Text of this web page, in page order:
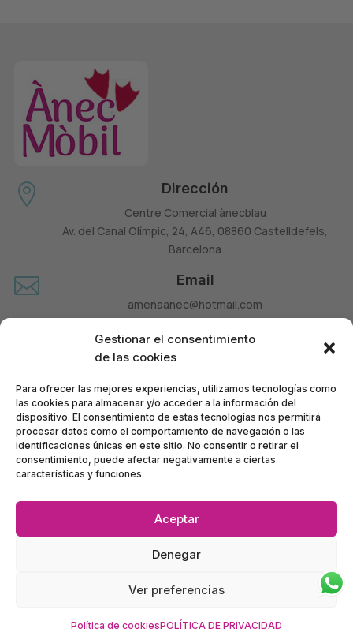
Gestionar el consentimiento
de las cookies
Para ofrecer las mejores experiencias, utilizamos tecnologías como
las cookies para almacenar y/o acceder a la información del
dispositivo. El consentimiento de estas tecnologías nos permitirá
procesar datos como el comportamiento de navegación o las
identificaciones únicas en este sitio. No consentir o retirar el
consentimiento, puede afectar negativamente a ciertas
características y funciones.
Aceptar
Denegar
Ver preferencias
Política de cookiesPOLÍTICA DE PRIVACIDAD
 Dirección
Centre Comercial ànecblau
Av. del Canal Olímpic, 24, A46, 08860 Castelldefels,
Barcelona
 Email
amenaanec@hotmail.com
Teléfono
660 677 963
Política de Privacidad•Política de Accesibilidad
Política de Cookies
inscripción 1ª